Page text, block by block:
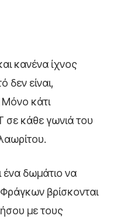
κανένα ίχνος
είναι,
Μόνο κάτι
σε κάθε γωνιά του
ένα δωμάτιο να
βρίσκονται
με τους